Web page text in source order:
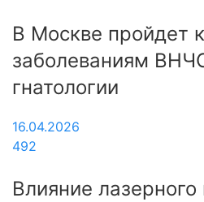
В Москве пройдет
заболеваниям
гнатологии
16.04.2026
492
Влияние лазерного